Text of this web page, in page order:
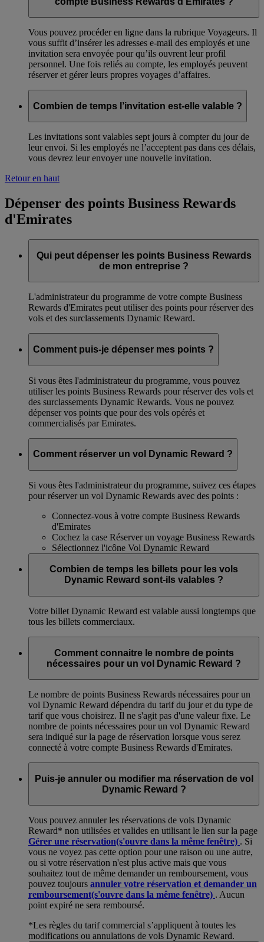
Vous pouvez procéder en ligne dans la rubrique Voyageurs. Il
vous suffit d’insérer les adresses e-mail des employés et une
invitation sera envoyée pour qu’ils ouvrent leur profil
personnel. Une fois reliés au compte, les employés peuvent
réserver et gérer leurs propres voyages d’affaires.
Combien de temps l’invitation est-elle valable ?
Les invitations sont valables sept jours à compter du jour de
leur envoi. Si les employés ne l’acceptent pas dans ces délais,
vous devrez leur envoyer une nouvelle invitation.
Retour en haut
Dépenser des points Business Rewards
d'Emirates
Qui peut dépenser les points Business Rewards
de mon entreprise ?
L'administrateur du programme de votre compte Business
Rewards d'Emirates peut utiliser des points pour réserver des
vols et des surclassements Dynamic Reward.
Comment puis-je dépenser mes points ?
Si vous êtes l'administrateur du programme, vous pouvez
utiliser les points Business Rewards pour réserver des vols et
des surclassements Dynamic Rewards. Vous ne pouvez
dépenser vos points que pour des vols opérés et
commercialisés par Emirates.
Comment réserver un vol Dynamic Reward ?
Si vous êtes l'administrateur du programme, suivez ces étapes
pour réserver un vol Dynamic Rewards avec des points :
Connectez-vous à votre compte Business Rewards
d'Emirates
Cochez la case Réserver un voyage Business Rewards
Sélectionnez l'icône Vol Dynamic Reward
Combien de temps les billets pour les vols
Dynamic Reward sont-ils valables ?
Votre billet Dynamic Reward est valable aussi longtemps que
tous les billets commerciaux.
Comment connaitre le nombre de points
nécessaires pour un vol Dynamic Reward ?
Le nombre de points Business Rewards nécessaires pour un
vol Dynamic Reward dépendra du tarif du jour et du type de
tarif que vous choisirez. Il ne s'agit pas d'une valeur fixe. Le
nombre de points nécessaires pour un vol Dynamic Reward
sera indiqué sur la page de réservation lorsque vous serez
connecté à votre compte Business Rewards d'Emirates.
Puis-je annuler ou modifier ma réservation de vol
Dynamic Reward ?
Vous pouvez annuler les réservations de vols Dynamic
Reward* non utilisées et valides en utilisant le lien sur la page
Gérer une réservation(s'ouvre dans la même fenêtre) . Si
vous ne voyez pas cette option pour une raison ou une autre,
ou si votre réservation n'est plus active mais que vous
souhaitez tout de même demander un remboursement, vous
pouvez toujours annuler votre réservation et demander un
remboursement(s'ouvre dans la même fenêtre) . Aucun
point expiré ne sera remboursé.
*Les règles du tarif commercial s’appliquent à toutes les
modifications ou annulations de vols Dynamic Reward.